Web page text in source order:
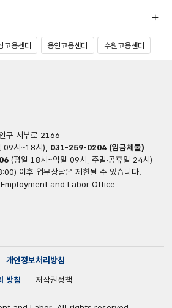
고용센터 용인고용센터 수원고용센터
구 서부로 2166
09시~18시), 031-259-0204 (임금체불)
(평일 18시~익일 09시, 주말·공휴일 24시)
이후 업무상담은 제한될 수 있습니다.
and Labor Office
개인정보처리방침
방침
저작권정책